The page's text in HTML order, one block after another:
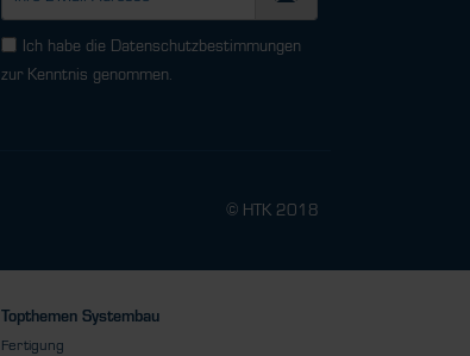
Ich habe die Datenschutzbestimmungen
zur Kenntnis genommen.
© HTK 2018
Topthemen Systembau
Fertigung